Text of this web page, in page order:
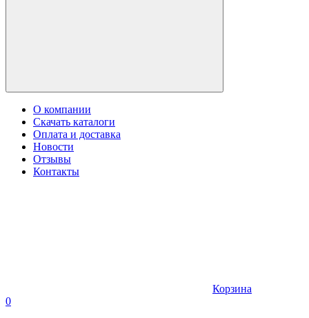
О компании
Скачать каталоги
Оплата и доставка
Новости
Отзывы
Контакты
Корзина
0